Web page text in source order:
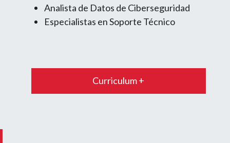
Analista de Datos de Ciberseguridad
Especialistas en Soporte Técnico
Curriculum +